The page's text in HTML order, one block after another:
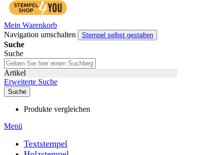
Mein Warenkorb
Navigation umschalten
Stempel selbst gestalten
Suche
Suche
Artikel
Erweiterte Suche
Suche
Produkte vergleichen
Menü
Textstempel